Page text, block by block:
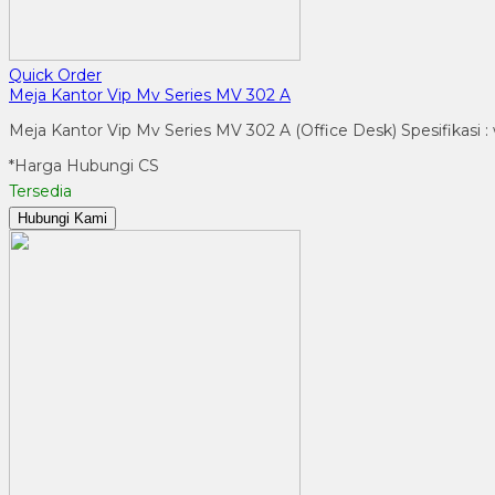
Quick Order
Meja Kantor Vip Mv Series MV 302 A
Meja Kantor Vip Mv Series MV 302 A (Office Desk) Spesifikasi
*Harga Hubungi CS
Tersedia
Hubungi Kami